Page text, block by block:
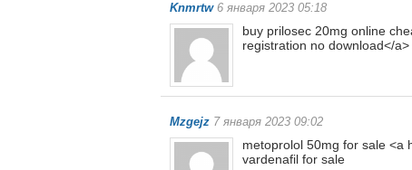
Knmrtw6 января 2023 05:18
buy prilosec 20mg online
registration no download</
Mzgejz 7 января 2023 09:02
metoprolol 50mg for sale <a
vardenafil for sale